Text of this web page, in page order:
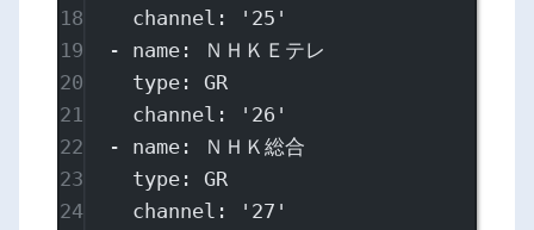
18
channel :
'25'
19
- name :
ＮＨＫＥテレ
20
type : GR
21
channel :
'26'
22
- name :
ＮＨＫ総合
23
type : GR
24
channel :
'27'